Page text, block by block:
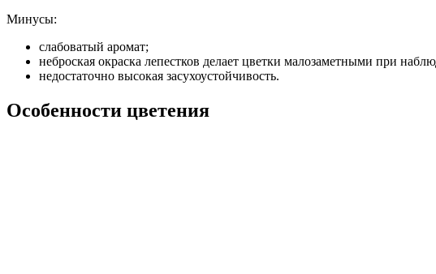
Минусы:
слабоватый аромат;
неброская окраска лепестков делает цветки малозаметными при
недостаточно высокая засухоустойчивость.
Особенности цветения